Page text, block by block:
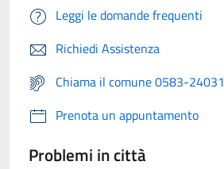
Leggi le domande frequenti
Richiedi Assistenza
Chiama il comune 0583-24031
Prenota un appuntamento
Problemi in città